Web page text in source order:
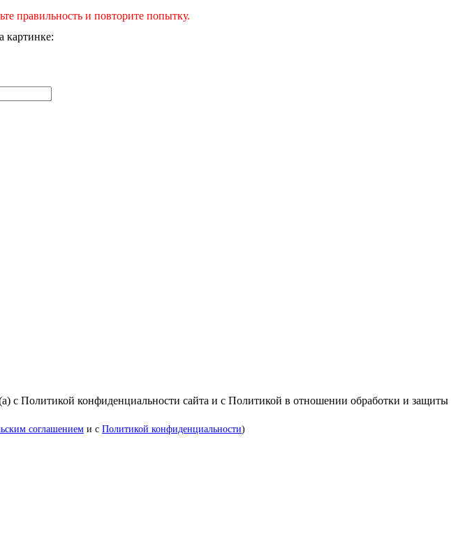
правильность и повторите попытку.
картинке:
с Политикой конфиденциальности сайта и с Политикой в отношении обработки и защиты
соглашением и с Политикой конфиденциальности)